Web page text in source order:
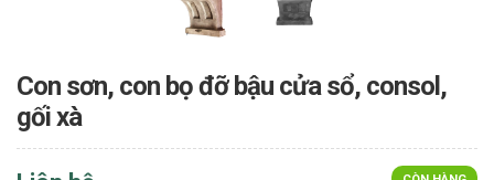
Con sơn, con bọ đỡ bậu cửa sổ, consol,
gối xà